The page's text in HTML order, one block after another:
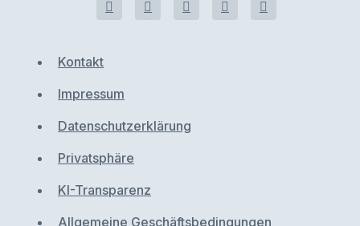
Kontakt
Impressum
Datenschutzerklärung
Privatsphäre
KI-Transparenz
Allgemeine Geschäftsbedingungen